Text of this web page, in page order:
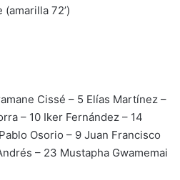
72’)
Cissé – 5 Elías Martínez –
– 10 Iker Fernández – 14
Osorio – 9 Juan Francisco
– 23 Mustapha Gwamemai